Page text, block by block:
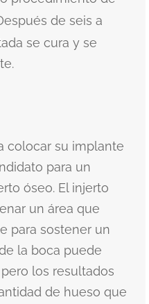
de seis a
se cura y se
colocar su implante
para un
óseo. El injerto
un área que
para sostener un
la boca puede
los resultados
de hueso que